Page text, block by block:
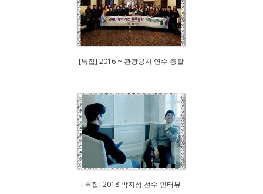
[특집] 2016 ~ 관광공사 연수 총괄
[특집] 2018 박지성 선수 인터뷰